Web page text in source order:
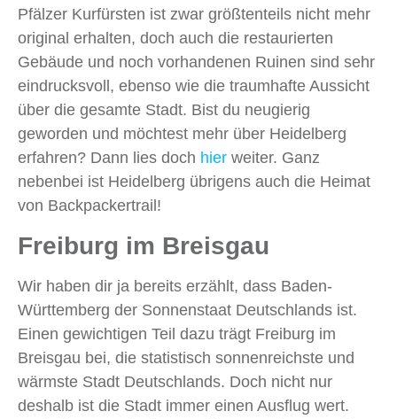
Pfälzer Kurfürsten ist zwar größtenteils nicht mehr
original erhalten, doch auch die restaurierten
Gebäude und noch vorhandenen Ruinen sind sehr
eindrucksvoll, ebenso wie die traumhafte Aussicht
über die gesamte Stadt. Bist du neugierig
geworden und möchtest mehr über Heidelberg
erfahren? Dann lies doch hier weiter. Ganz
nebenbei ist Heidelberg übrigens auch die Heimat
von Backpackertrail!
Freiburg im Breisgau
Wir haben dir ja bereits erzählt, dass Baden-
Württemberg der Sonnenstaat Deutschlands ist.
Einen gewichtigen Teil dazu trägt Freiburg im
Breisgau bei, die statistisch sonnenreichste und
wärmste Stadt Deutschlands. Doch nicht nur
deshalb ist die Stadt immer einen Ausflug wert.